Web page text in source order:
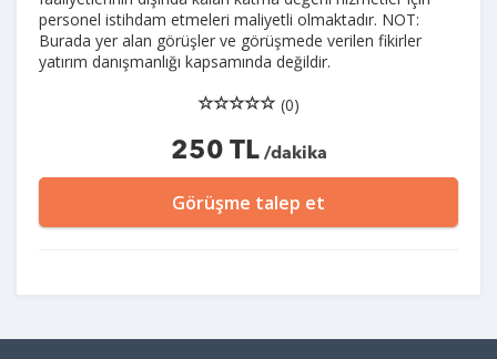
personel istihdam etmeleri maliyetli olmaktadır. NOT:
Burada yer alan görüşler ve görüşmede verilen fikirler
yatırım danışmanlığı kapsamında değildir.
(0)
250 TL/dakika
Görüşme talep et